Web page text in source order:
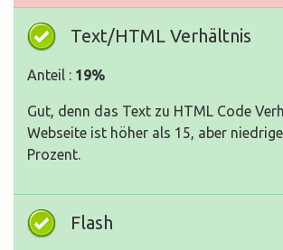
Text/HTML Verhältnis
Anteil : 19%
Gut, denn das Text zu HTML Code
Webseite ist höher als 15, aber
Prozent.
Flash